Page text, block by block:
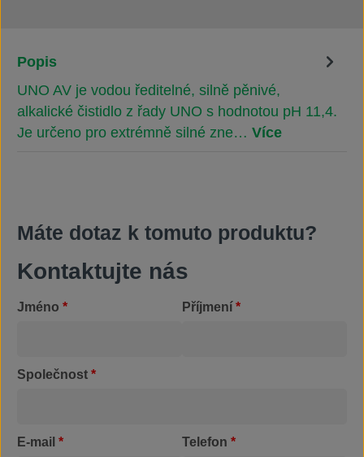
Popis
UNO AV je vodou ředitelné, silně pěnivé,
alkalické čistidlo z řady UNO s hodnotou pH 11,4.
Je určeno pro extrémně silné zne… Více
Máte dotaz k tomuto produktu?
Kontaktujte nás
Jméno * Příjmení *
Společnost *
E-mail * Telefon *